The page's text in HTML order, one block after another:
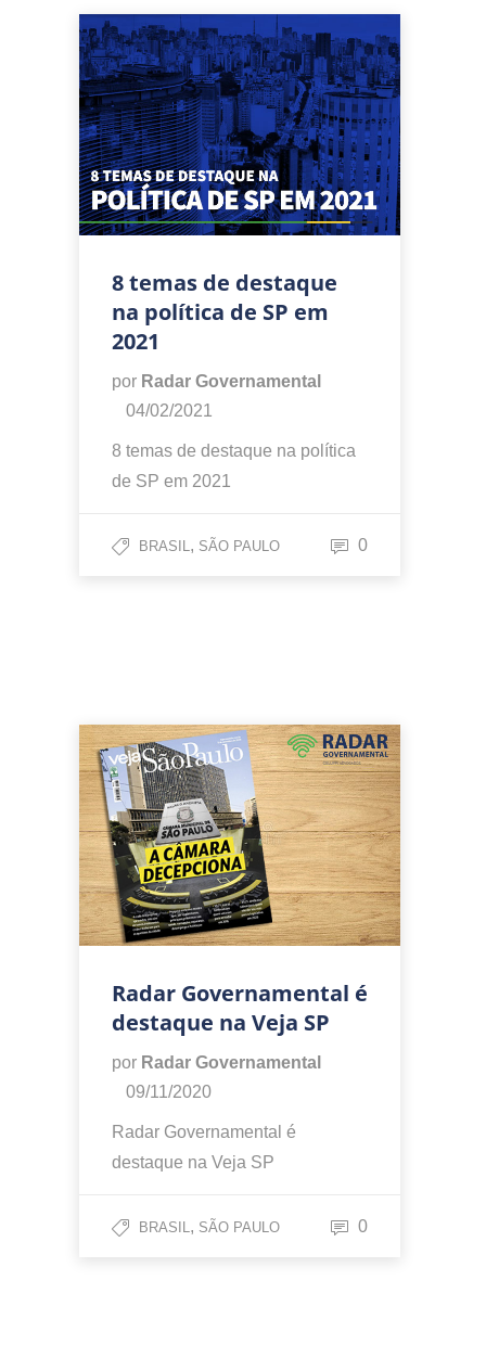
8 temas de destaque
na política de SP em
2021
por Radar Governamental
04/02/2021
8 temas de destaque na política
de SP em 2021
BRASIL , SÃO PAULO 0
Radar Governamental é
destaque na Veja SP
por Radar Governamental
09/11/2020
Radar Governamental é
destaque na Veja SP
BRASIL , SÃO PAULO 0